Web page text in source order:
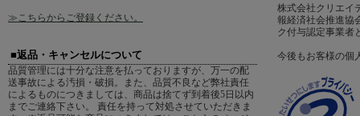
≫こちらからご登録ください。
■返品・キャンセルについて
品質管理には十分な注意を払っておりますが、万一の配
送事故による汚損・破損。また、品質不良など弊社責任
によるものにつきましては、商品は捨てず到着後5日以内
までご連絡下さい。 責任を持って対処させていただきま
株式会社クリエイ
報経済社会推進協
ク付与認定事業者
今後もお客様の個